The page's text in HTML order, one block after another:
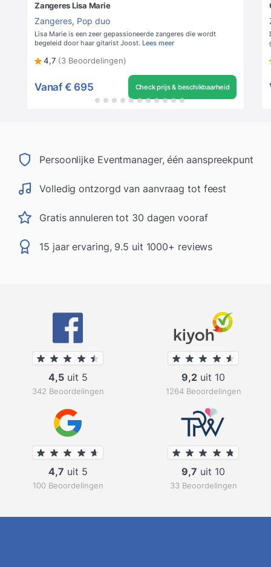
Zangeres Lisa Marie
Zangeres, Pop duo
Lisa Marie is een zeer gepassioneerde zangeres die wordt
begeleid door haar gitarist Joost. Lees meer
4,7 (3 Beoordelingen)
Vanaf € 695 Check prijs & beschikbaarheid
Persoonlijke Eventmanager, één aanspreekpunt
Volledig ontzorgd van aanvraag tot feest
Gratis annuleren tot 30 dagen vooraf
15 jaar ervaring, 9.5 uit 1000+ reviews
4,5uit 5
342 Beoordelingen
9,2 uit 10
1264 Beoordelingen
4,7 uit 5
100 Beoordelingen
9,7 uit 10
33 Beoordelingen